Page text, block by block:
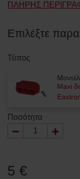
ΠΛΉΡΗΣ
Επιλέξτε
Τύπος
Maxi
Ποσότητα
5 €